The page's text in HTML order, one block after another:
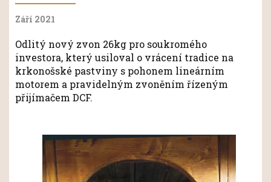
Září 2021
Odlitý nový zvon 26kg pro soukromého
investora, který usiloval o vrácení tradice na
krkonošské pastviny s pohonem lineárním
motorem a pravidelným zvoněním řízeným
přijímačem DCF.